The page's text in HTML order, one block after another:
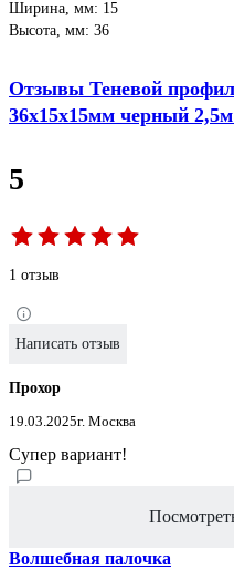
Ширина, мм: 15
Высота, мм: 36
Отзывы Теневой
36x15x15мм черный
5
1 отзыв
Написать отзыв
Прохор
19.03.2025г. Москва
Супер вариант!
Волшебная палочка